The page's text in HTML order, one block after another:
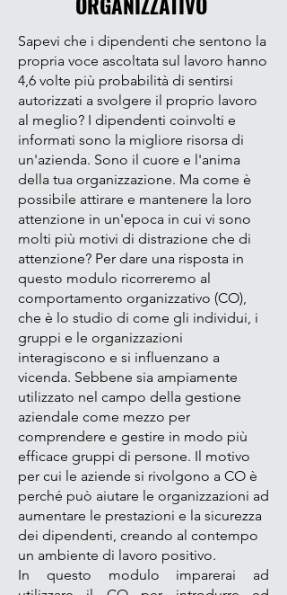
Sapevi che i dipendenti che sentono la
propria voce ascoltata sul lavoro hanno
4,6 volte più probabilità di sentirsi
autorizzati a svolgere il proprio lavoro
al meglio? I dipendenti coinvolti e
informati sono la migliore risorsa di
un'azienda. Sono il cuore e l'anima
della tua organizzazione. Ma come è
possibile attirare e mantenere la loro
attenzione in un'epoca in cui vi sono
molti più motivi di distrazione che di
attenzione? Per dare una risposta in
questo modulo ricorreremo al
comportamento organizzativo (CO),
che è lo studio di come gli individui, i
gruppi e le organizzazioni
interagiscono e si influenzano a
vicenda. Sebbene sia ampiamente
utilizzato nel campo della gestione
aziendale come mezzo per
comprendere e gestire in modo più
efficace gruppi di persone. Il motivo
per cui le aziende si rivolgono a CO è
perché può aiutare le organizzazioni ad
aumentare le prestazioni e la sicurezza
dei dipendenti, creando al contempo
un ambiente di lavoro positivo.
In questo modulo imparerai ad